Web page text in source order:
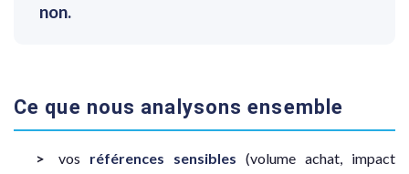
non.
Ce que nous analysons ensemble
vos références sensibles (volume achat, impact